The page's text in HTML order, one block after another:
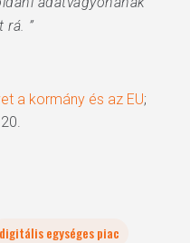
rá. ”
a kormány és az EU;
digitális egységes piac